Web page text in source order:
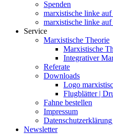
Spenden
marxistische linke
marxistische linke
Service
Marxistische Theorie
Marxistische
Integrativer
Referate
Downloads
Logo
Flugblätter |
Fahne bestellen
Impressum
Newsletter